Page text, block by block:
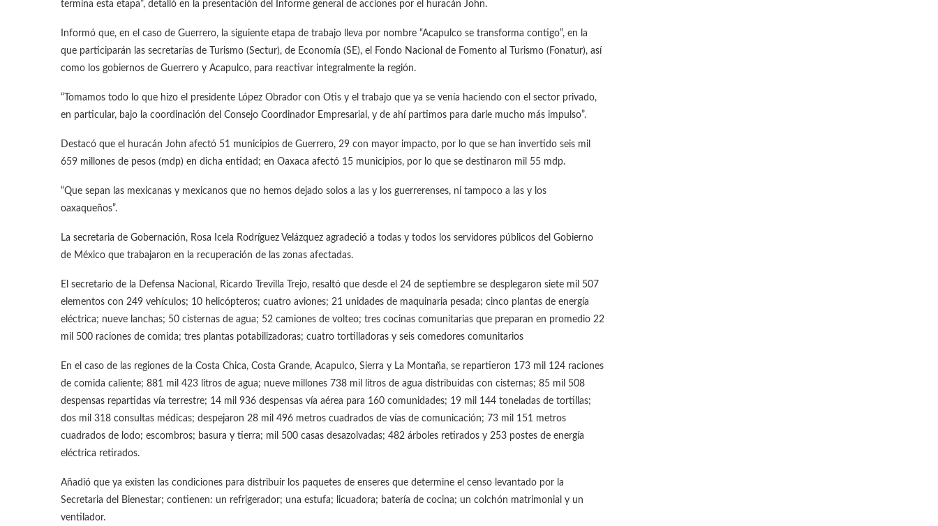
termina esta etapa”, detalló en la presentación del Informe general de acciones por el huracán John.
Informó que, en el caso de Guerrero, la siguiente etapa de trabajo lleva por nombre “Acapulco se transforma contigo”, en la
que participarán las secretarías de Turismo (Sectur), de Economía (SE), el Fondo Nacional de Fomento al Turismo (Fonatur), así
como los gobiernos de Guerrero y Acapulco, para reactivar integralmente la región.
“Tomamos todo lo que hizo el presidente López Obrador con Otis y el trabajo que ya se venía haciendo con el sector privado,
en particular, bajo la coordinación del Consejo Coordinador Empresarial, y de ahí partimos para darle mucho más impulso”.
Destacó que el huracán John afectó 51 municipios de Guerrero, 29 con mayor impacto, por lo que se han invertido seis mil
659 millones de pesos (mdp) en dicha entidad; en Oaxaca afectó 15 municipios, por lo que se destinaron mil 55 mdp.
“Que sepan las mexicanas y mexicanos que no hemos dejado solos a las y los guerrerenses, ni tampoco a las y los
oaxaqueños”.
La secretaria de Gobernación, Rosa Icela Rodríguez Velázquez agradeció a todas y todos los servidores públicos del Gobierno
de México que trabajaron en la recuperación de las zonas afectadas.
El secretario de la Defensa Nacional, Ricardo Trevilla Trejo, resaltó que desde el 24 de septiembre se desplegaron siete mil 507
elementos con 249 vehículos; 10 helicópteros; cuatro aviones; 21 unidades de maquinaria pesada; cinco plantas de energía
eléctrica; nueve lanchas; 50 cisternas de agua; 52 camiones de volteo; tres cocinas comunitarias que preparan en promedio 22
mil 500 raciones de comida; tres plantas potabilizadoras; cuatro tortilladoras y seis comedores comunitarios
En el caso de las regiones de la Costa Chica, Costa Grande, Acapulco, Sierra y La Montaña, se repartieron 173 mil 124 raciones
de comida caliente; 881 mil 423 litros de agua; nueve millones 738 mil litros de agua distribuidas con cisternas; 85 mil 508
despensas repartidas vía terrestre; 14 mil 936 despensas vía aérea para 160 comunidades; 19 mil 144 toneladas de tortillas;
dos mil 318 consultas médicas; despejaron 28 mil 496 metros cuadrados de vías de comunicación; 73 mil 151 metros
cuadrados de lodo; escombros; basura y tierra; mil 500 casas desazolvadas; 482 árboles retirados y 253 postes de energía
eléctrica retirados.
Añadió que ya existen las condiciones para distribuir los paquetes de enseres que determine el censo levantado por la
Secretaria del Bienestar; contienen: un refrigerador; una estufa; licuadora; batería de cocina; un colchón matrimonial y un
ventilador.